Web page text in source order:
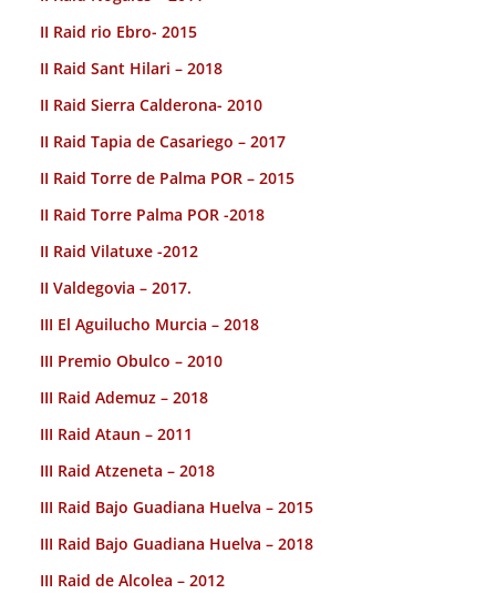
II Raid rio Ebro- 2015
II Raid Sant Hilari – 2018
II Raid Sierra Calderona- 2010
II Raid Tapia de Casariego – 2017
II Raid Torre de Palma POR – 2015
II Raid Torre Palma POR -2018
II Raid Vilatuxe -2012
II Valdegovia – 2017.
III El Aguilucho Murcia – 2018
III Premio Obulco – 2010
III Raid Ademuz – 2018
III Raid Ataun – 2011
III Raid Atzeneta – 2018
III Raid Bajo Guadiana Huelva – 2015
III Raid Bajo Guadiana Huelva – 2018
III Raid de Alcolea – 2012